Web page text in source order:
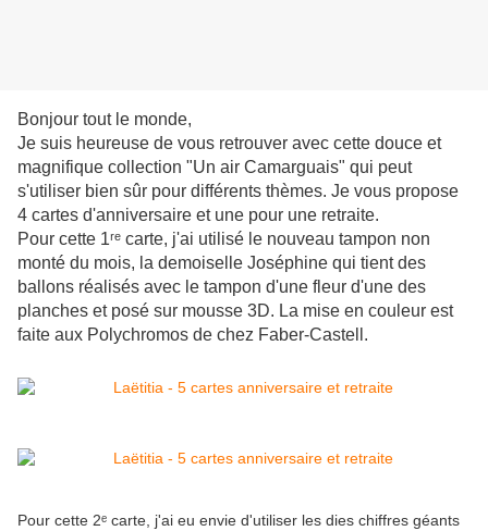
Bonjour tout le monde,
Je suis heureuse de vous retrouver avec cette douce et
magnifique collection "Un air Camarguais" qui peut
s'utiliser bien sûr pour différents thèmes. Je vous propose
4 cartes d'anniversaire et une pour une retraite.
Pour cette 1ʳᵉ carte, j'ai utilisé le nouveau tampon non
monté du mois, la demoiselle Joséphine qui tient des
ballons réalisés avec le tampon d'une fleur d'une des
planches et posé sur mousse 3D. La mise en couleur est
faite aux Polychromos de chez Faber-Castell.
Pour cette 2ᵉ carte, j'ai eu envie d'utiliser les dies chiffres géants